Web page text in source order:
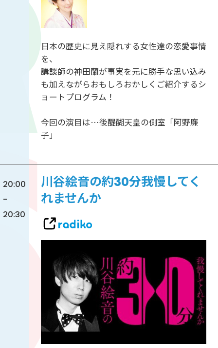
日本の歴史に見え隠れする女性達の恋愛事情
を、
講談師の神田蘭が事実を元に勝手な思い込み
も加えながらおもしろおかしくご紹介するシ
ョートプログラム！
今回の演目は…後醍醐天皇の側室「阿野廉
子」
20:00
-
20:30
川谷絵音の約30分我慢してく
れませんか